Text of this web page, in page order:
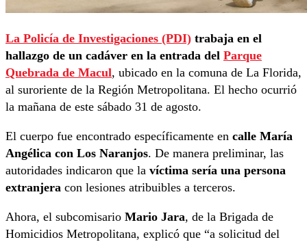
La Policía de Investigaciones (PDI) trabaja en el
hallazgo de un cadáver en la entrada del Parque
Quebrada de Macul, ubicado en la comuna de La Florida,
al suroriente de la Región Metropolitana. El hecho ocurrió
la mañana de este sábado 31 de agosto.
El cuerpo fue encontrado específicamente en calle María
Angélica con Los Naranjos. De manera preliminar, las
autoridades indicaron que la víctima sería una persona
extranjera con lesiones atribuibles a terceros.
Ahora, el subcomisario Mario Jara, de la Brigada de
Homicidios Metropolitana, explicó que “a solicitud del